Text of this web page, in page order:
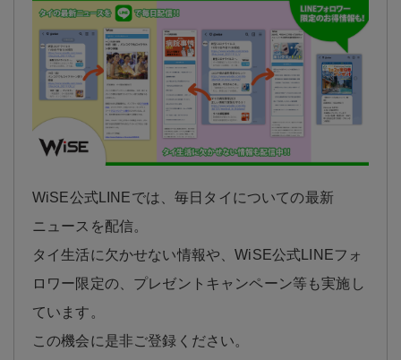
WiSE公式LINEでは、毎日タイについての最新
ニュースを配信。
タイ生活に欠かせない情報や、WiSE公式LINEフォ
ロワー限定の、プレゼントキャンペーン等も実施し
ています。
この機会に是非ご登録ください。